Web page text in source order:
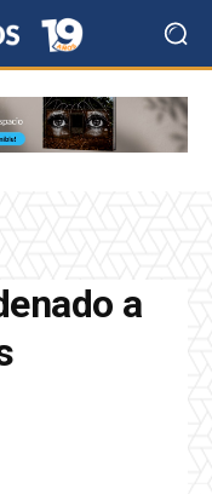
a